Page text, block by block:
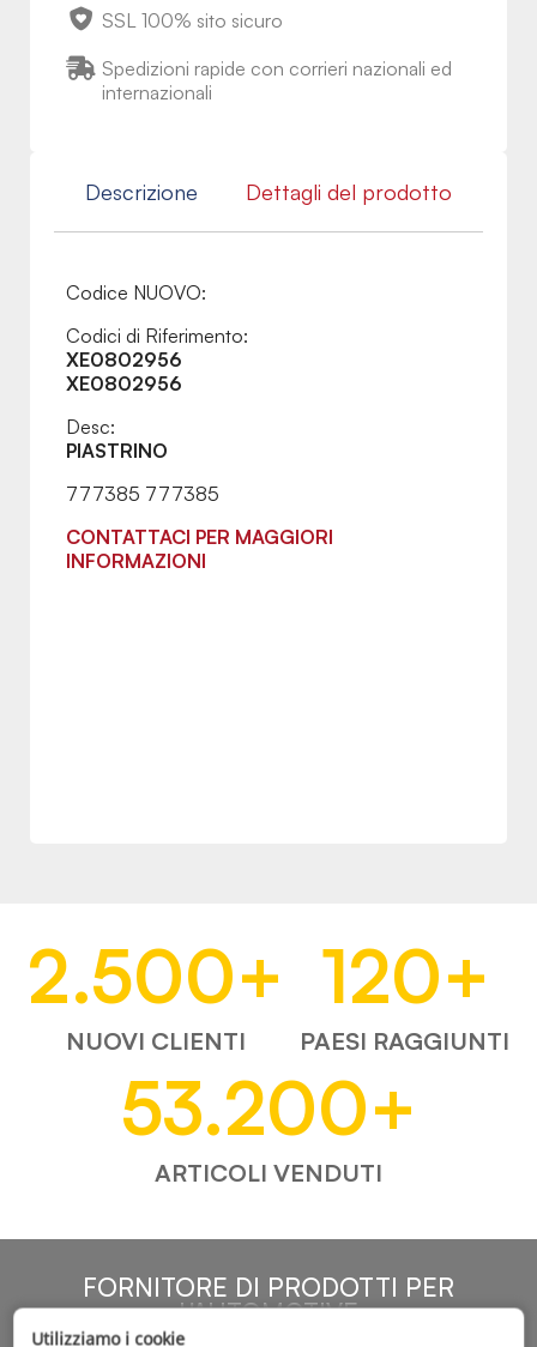
SSL 100% sito sicuro
Spedizioni rapide con corrieri nazionali ed
internazionali
Descrizione Dettagli del prodotto
Codice NUOVO:
Codici di Riferimento:
XE0802956
XE0802956
Desc:
PIASTRINO
777385 777385
CONTATTACI PER MAGGIORI
INFORMAZIONI
2.500+
NUOVI CLIENTI
120+
PAESI RAGGIUNTI
53.200+
ARTICOLI VENDUTI
FORNITORE DI PRODOTTI PER
L'AUTOMOTIVE
Utilizziamo i cookie